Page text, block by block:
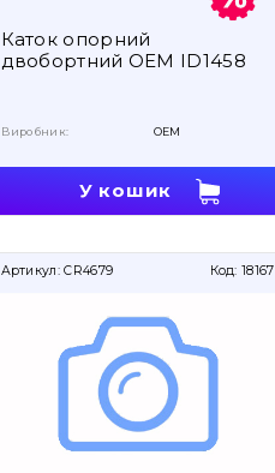
Каток опорний
двобортний OEM ID1458
Виробник: OEM
У кошик
Артикул: CR4679 Код: 18167